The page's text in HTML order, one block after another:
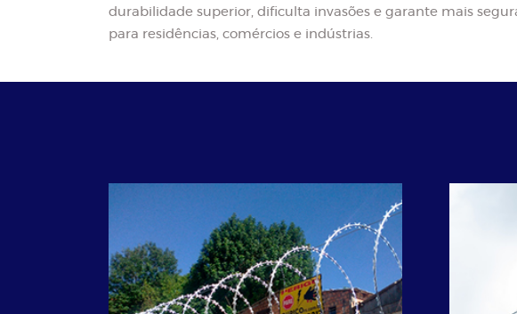
durabilidade superior, dificulta invasões e garante mais
para residências, comércios e indústrias.